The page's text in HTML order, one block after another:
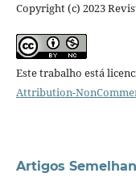
Copyright (c) 2023
Este trabalho está
Attribution-
Artigos